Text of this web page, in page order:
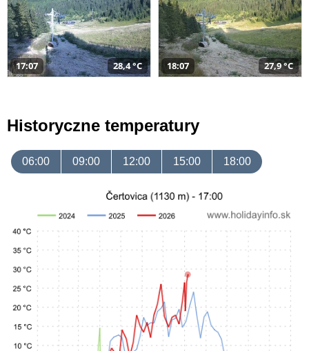
17:07 28,4 °C 18:07 27,9 °C
Historyczne temperatury
06:00 09:00 12:00 15:00 18:00